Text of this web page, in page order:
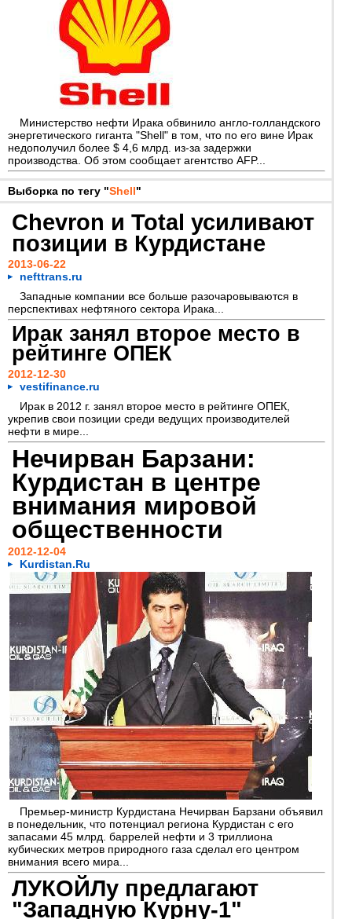
Министерство нефти Ирака обвинило англо-голландского
энергетического гиганта "Shell" в том, что по его вине Ирак
недополучил более $ 4,6 млрд. из-за задержки
производства. Об этом сообщает агентство AFP...
Выборка по тегу "Shell"
Chevron и Total усиливают
позиции в Курдистане
2013-06-22
nefttrans.ru
Западные компании все больше разочаровываются в
перспективах нефтяного сектора Ирака...
Ирак занял второе место в
рейтинге ОПЕК
2012-12-30
vestifinance.ru
Ирак в 2012 г. занял второе место в рейтинге ОПЕК,
укрепив свои позиции среди ведущих производителей
нефти в мире...
Нечирван Барзани:
Курдистан в центре
внимания мировой
общественности
2012-12-04
Kurdistan.Ru
Премьер-министр Курдистана Нечирван Барзани объявил
в понедельник, что потенциал региона Курдистан с его
запасами 45 млрд. баррелей нефти и 3 триллиона
кубических метров природного газа сделал его центром
внимания всего мира...
ЛУКОЙЛу предлагают
"Западную Курну-1"